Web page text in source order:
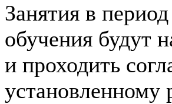
Занятия в
обучения будут
и проходить
установленному